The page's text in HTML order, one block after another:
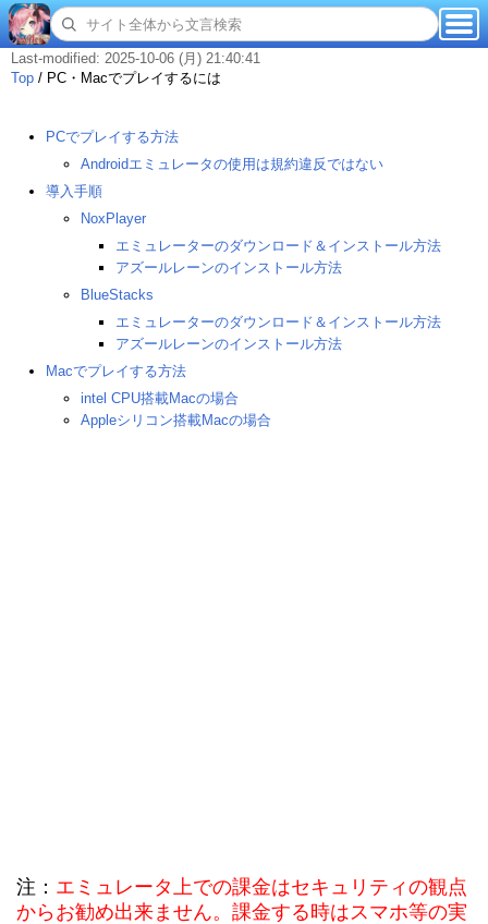
Last-modified: 2025-10-06 (月) 21:40:41
Top / PC・Macでプレイするには
PCでプレイする方法
Androidエミュレータの使用は規約違反ではない
導入手順
NoxPlayer
エミュレーターのダウンロード＆インストール方法
アズールレーンのインストール方法
BlueStacks
エミュレーターのダウンロード＆インストール方法
アズールレーンのインストール方法
Macでプレイする方法
intel CPU搭載Macの場合
Appleシリコン搭載Macの場合
注： エミュレータ上での課金はセキュリティの観点
からお勧め出来ません。課金する時はスマホ等の実